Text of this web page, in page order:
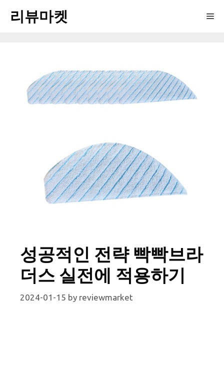
리뷰마켓
성공적인 전략 빡빡브라
더스 실전에 적용하기
2024-01-15 by reviewmarket